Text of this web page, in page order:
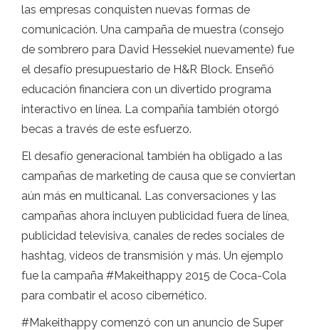
las empresas conquisten nuevas formas de
comunicación. Una campaña de muestra (consejo
de sombrero para David Hessekiel nuevamente) fue
el desafío presupuestario de H&R Block. Enseñó
educación financiera con un divertido programa
interactivo en línea. La compañía también otorgó
becas a través de este esfuerzo.
El desafío generacional también ha obligado a las
campañas de marketing de causa que se conviertan
aún más en multicanal. Las conversaciones y las
campañas ahora incluyen publicidad fuera de línea,
publicidad televisiva, canales de redes sociales de
hashtag, videos de transmisión y más. Un ejemplo
fue la campaña #Makeithappy 2015 de Coca-Cola
para combatir el acoso cibernético.
#Makeithappy comenzó con un anuncio de Super